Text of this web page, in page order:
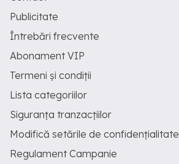
Publicitate
Întrebări frecvente
Abonament VIP
Termeni și condiții
Lista categoriilor
Siguranța tranzacțiilor
Modifică setările de confidențialitate
Regulament Campanie